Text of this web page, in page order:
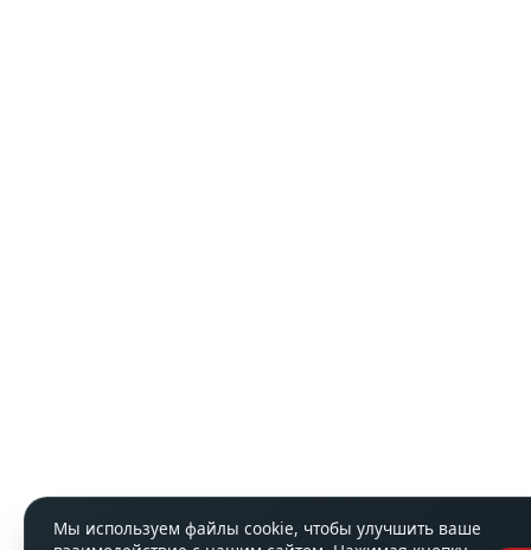
Мы используем файлы cookie, чтобы улучшить ваше